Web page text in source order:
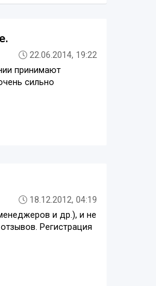
22.06.2014, 19:22
принимают
сильно
18.12.2012, 04:19
и др.), и не
Регистрация